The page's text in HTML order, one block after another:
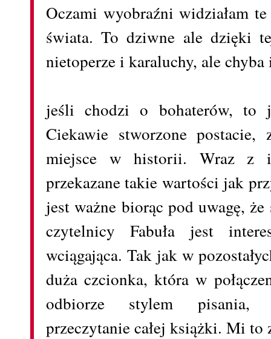
Oczami wyobraźni widziałam
świata. To dziwne ale dzięki
nietoperze i karaluchy, ale
jeśli chodzi o bohaterów, to
Ciekawie stworzone
miejsce w historii. Wraz z
przekazane takie wartości jak
jest ważne biorąc pod uwagę,
czytelnicy Fabuła jest
wciągająca. Tak jak w
duża czcionka, która w
odbiorze stylem pisania,
przeczytanie całej książki. Mi to